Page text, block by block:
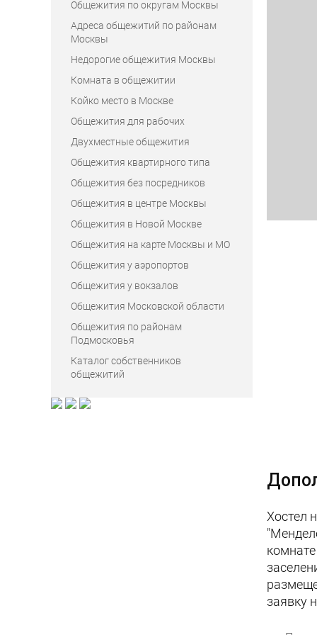
Общежития по округам Москвы
Адреса общежитий по районам
Москвы
Недорогие общежития Москвы
Комната в общежитии
Койко место в Москве
Общежития для рабочих
Двухместные общежития
Общежития квартирного типа
Общежития без посредников
Общежития в центре Москвы
Общежития в Новой Москве
Общежития на карте Москвы и МО
Общежития у аэропортов
Общежития у вокзалов
Общежития Московской области
Общежития по районам
Подмосковья
Каталог собственников
общежитий
Хостел
заявку